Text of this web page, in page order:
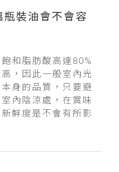
裝油會不會容
和脂肪酸高達80%
，因此一般室內光
身的品質，只要避
內陰涼處，在賞味
鮮度是不會有所影